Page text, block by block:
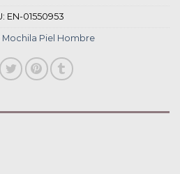
EN-01550953
Mochila Piel Hombre